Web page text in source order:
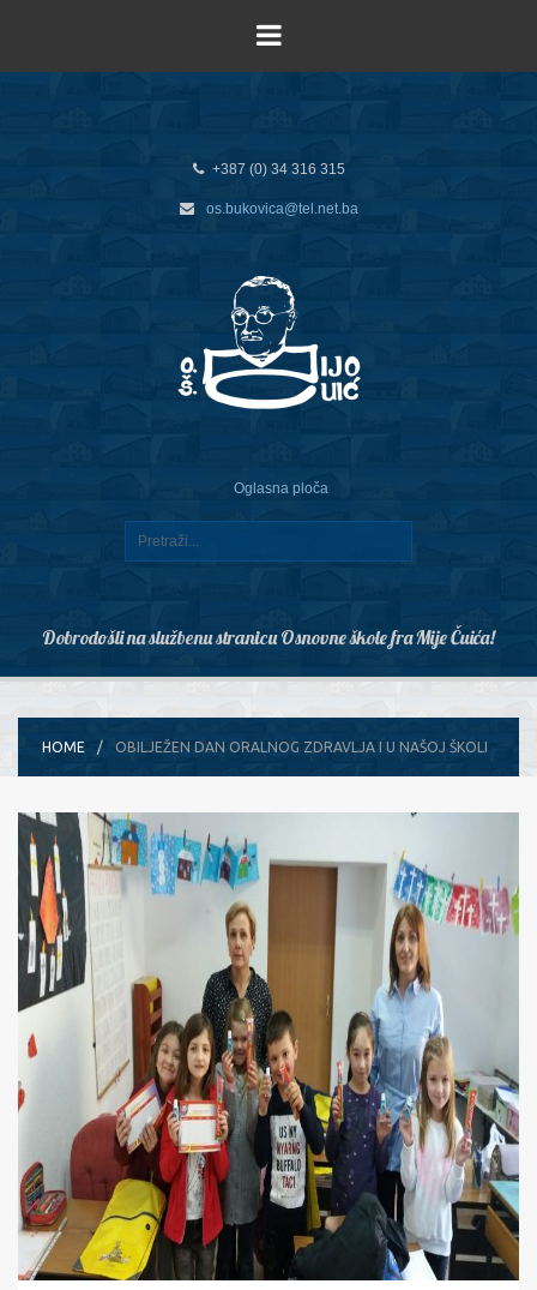
+387 (0) 34 316 315
os.bukovica@tel.net.ba
Oglasna ploča
Dobrodošli na službenu stranicu Osnovne škole fra Mije Čuića!
HOME OBILJEŽEN DAN ORALNOG ZDRAVLJA I U NAŠOJ ŠKOLI